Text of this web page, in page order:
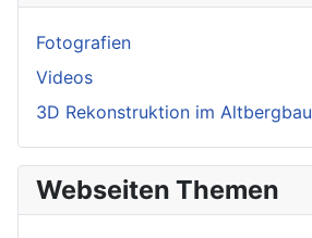
Fotografien
Videos
3D Rekonstruktion im Altbergbau
Webseiten Themen